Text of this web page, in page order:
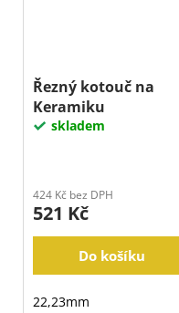
Řezný kotouč na
Keramiku
skladem
424 Kč bez DPH
521 Kč
Do košíku
22,23mm